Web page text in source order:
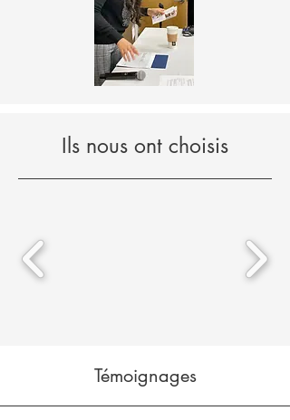
Ils nous ont choisis
Témoignages